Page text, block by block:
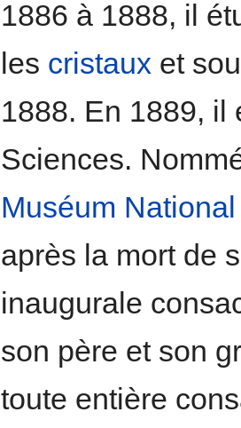
1886 à 1888, il
les cristaux et
1888. En 1889, il
Sciences.
Muséum
après la mort de
inaugurale
son père et son
toute entière